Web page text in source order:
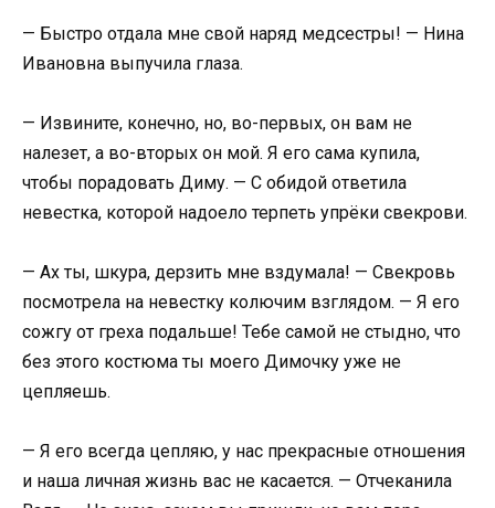
— Быстро отдала мне свой наряд медсестры! — Нина
Ивановна выпучила глаза.
— Извините, конечно, но, во-первых, он вам не
налезет, а во-вторых он мой. Я его сама купила,
чтобы порадовать Диму. — С обидой ответила
невестка, которой надоело терпеть упрёки свекрови.
— Ах ты, шкура, дерзить мне вздумала! — Свекровь
посмотрела на невестку колючим взглядом. — Я его
сожгу от греха подальше! Тебе самой не стыдно, что
без этого костюма ты моего Димочку уже не
цепляешь.
— Я его всегда цепляю, у нас прекрасные отношения
и наша личная жизнь вас не касается. — Отчеканила